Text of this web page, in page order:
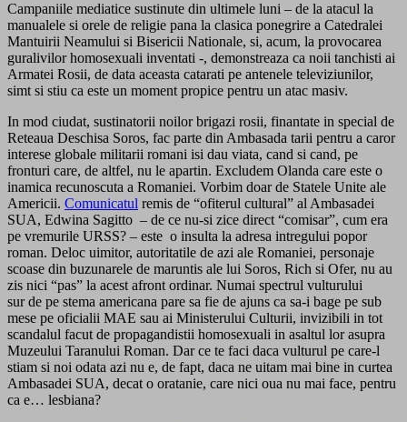
Campaniile mediatice sustinute din ultimele luni – de la atacul la
manualele si orele de religie pana la clasica ponegrire a Catedralei
Mantuirii Neamului si Bisericii Nationale, si, acum, la provocarea
guralivilor homosexuali inventati -, demonstreaza ca noii tanchisti ai
Armatei Rosii, de data aceasta catarati pe antenele televiziunilor,
simt si stiu ca este un moment propice pentru un atac masiv.
In mod ciudat, sustinatorii noilor brigazi rosii, finantate in special de
Reteaua Deschisa Soros, fac parte din Ambasada tarii pentru a caror
interese globale militarii romani isi dau viata, cand si cand, pe
fronturi care, de altfel, nu le apartin. Excludem Olanda care este o
inamica recunoscuta a Romaniei. Vorbim doar de Statele Unite ale
Americii. Comunicatul remis de “ofiterul cultural” al Ambasadei
SUA, Edwina Sagitto – de ce nu-si zice direct “comisar”, cum era
pe vremurile URSS? – este o insulta la adresa intregului popor
roman. Deloc uimitor, autoritatile de azi ale Romaniei, personaje
scoase din buzunarele de maruntis ale lui Soros, Rich si Ofer, nu au
zis nici “pas” la acest afront ordinar. Numai spectrul vulturului
sur de pe stema americana pare sa fie de ajuns ca sa-i bage pe sub
mese pe oficialii MAE sau ai Ministerului Culturii, invizibili in tot
scandalul facut de propagandistii homosexuali in asaltul lor asupra
Muzeului Taranului Roman. Dar ce te faci daca vulturul pe care-l
stiam si noi odata azi nu e, de fapt, daca ne uitam mai bine in curtea
Ambasadei SUA, decat o oratanie, care nici oua nu mai face, pentru
ca e… lesbiana?